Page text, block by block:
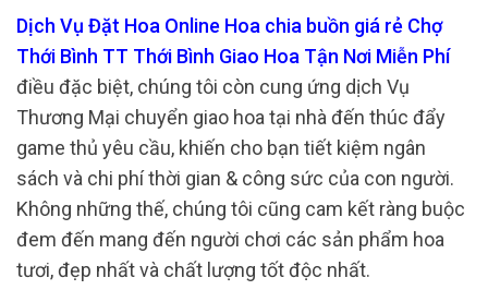
Dịch Vụ Đặt Hoa Online Hoa chia buồn giá rẻ Chợ
Thới Bình TT Thới Bình Giao Hoa Tận Nơi Miễn Phí
điều đặc biệt, chúng tôi còn cung ứng dịch Vụ
Thương Mại chuyển giao hoa tại nhà đến thúc đẩy
game thủ yêu cầu, khiến cho bạn tiết kiệm ngân
sách và chi phí thời gian & công sức của con người.
Không những thế, chúng tôi cũng cam kết ràng buộc
đem đến mang đến người chơi các sản phẩm hoa
tươi, đẹp nhất và chất lượng tốt độc nhất.